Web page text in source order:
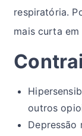
respiratória.
mais curta
outros
Depressão